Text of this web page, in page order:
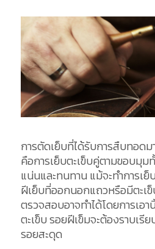
การตัดเย็บที่ได้รับการสืบทอด
คือการเย็บตะเข็บคู่ตามขอบมุ
แน่นและทนทาน แม้จะทำการเ
ฝีเย็บที่ออกนอกแถวหรือมีตะเข็
ตรวจสอบอาจทำได้โดยการเอ
ตะเข็บ รอยฝีเข็มจะต้องราบเรี
รอยสะดุด